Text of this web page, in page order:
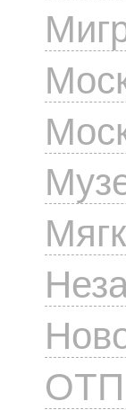
ОТП